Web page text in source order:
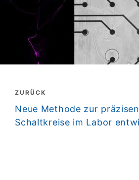
Beitragsnavigation
ZURÜCK
zurück
Neue Methode zur
Schaltkreise im Labor